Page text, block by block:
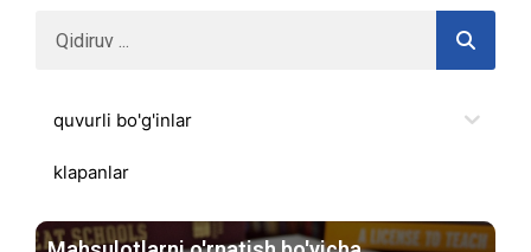
quvurli bo'g'inlar
klapanlar